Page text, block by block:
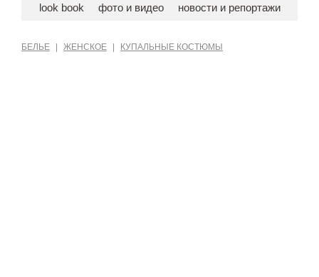
look book
фото и видео новости и репортажи
БЕЛЬЕ ЖЕНСКОЕ КУПАЛЬНЫЕ КОСТЮМЫ